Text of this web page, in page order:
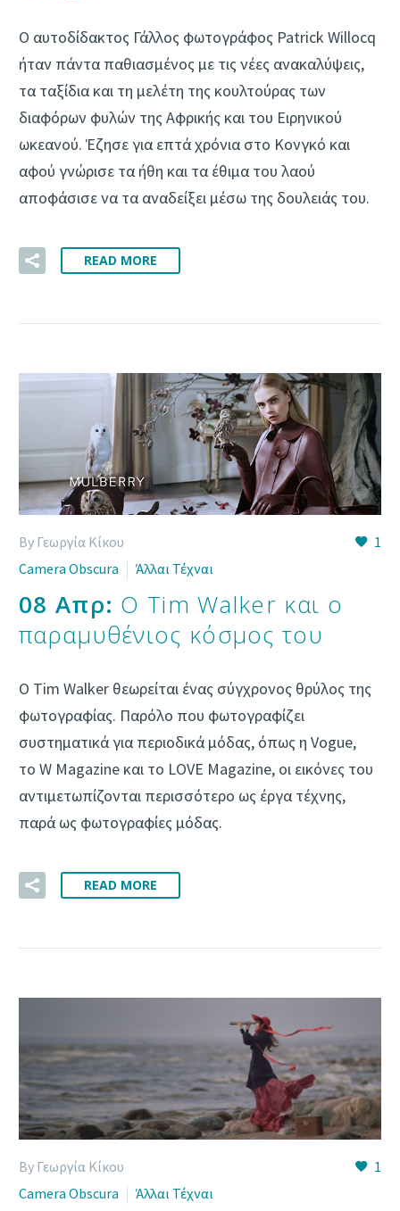
Ο αυτοδίδακτος Γάλλος φωτογράφος Patrick Willocq
ήταν πάντα παθιασμένος με τις νέες ανακαλύψεις,
τα ταξίδια και τη μελέτη της κουλτούρας των
διαφόρων φυλών της Αφρικής και του Ειρηνικού
ωκεανού. Έζησε για επτά χρόνια στο Κονγκό και
αφού γνώρισε τα ήθη και τα έθιμα του λαού
αποφάσισε να τα αναδείξει μέσω της δουλειάς του.
READ MORE
1
By Γεωργία Κίκου
Camera Obscura
Άλλαι Τέχναι
08 Απρ: Ο Tim Walker και ο
παραμυθένιος κόσμος του
Ο Tim Walker θεωρείται ένας σύγχρονος θρύλος της
φωτογραφίας. Παρόλο που φωτογραφίζει
συστηματικά για περιοδικά μόδας, όπως η Vogue,
το W Magazine και το LOVE Magazine, οι εικόνες του
αντιμετωπίζονται περισσότερο ως έργα τέχνης,
παρά ως φωτογραφίες μόδας.
READ MORE
1
By Γεωργία Κίκου
Camera Obscura
Άλλαι Τέχναι